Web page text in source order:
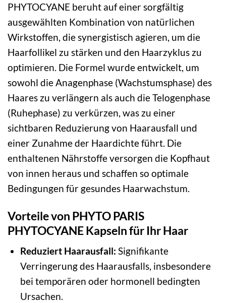
PHYTOCYANE beruht auf einer sorgfältig
ausgewählten Kombination von natürlichen
Wirkstoffen, die synergistisch agieren, um die
Haarfollikel zu stärken und den Haarzyklus zu
optimieren. Die Formel wurde entwickelt, um
sowohl die Anagenphase (Wachstumsphase) des
Haares zu verlängern als auch die Telogenphase
(Ruhephase) zu verkürzen, was zu einer
sichtbaren Reduzierung von Haarausfall und
einer Zunahme der Haardichte führt. Die
enthaltenen Nährstoffe versorgen die Kopfhaut
von innen heraus und schaffen so optimale
Bedingungen für gesundes Haarwachstum.
Vorteile von PHYTO PARIS
PHYTOCYANE Kapseln für Ihr Haar
Reduziert Haarausfall: Signifikante
Verringerung des Haarausfalls, insbesondere
bei temporären oder hormonell bedingten
Ursachen.